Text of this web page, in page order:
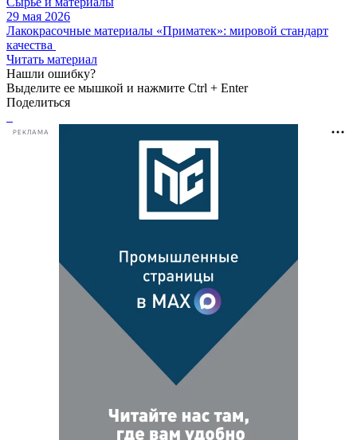
29 мая 2026
Лакокрасочные материалы «Приматек»: мировой стандарт
качества
Читать материал
Нашли ошибку?
Выделите ее мышкой и нажмите Ctrl + Enter
Поделиться
РЕКЛАМА